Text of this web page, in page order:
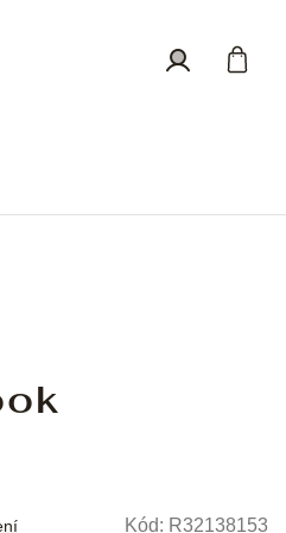
Kód: R32138153